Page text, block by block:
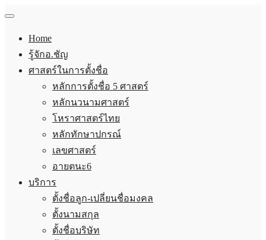
Home
รู้จักอ.ชัญ
ศาสตร์ในการตั้งชื่อ
หลักการตั้งชื่อ 5 ศาสตร์
หลักนวนามศาสตร์
โหราศาสตร์ไทย
หลักทักษาปกรณ์
เลขศาสตร์
อายตนะ6
บริการ
ตั้งชื่อลูก-เปลี่ยนชื่อมงคล
ตั้งนามสกุล
ตั้งชื่อบริษัท